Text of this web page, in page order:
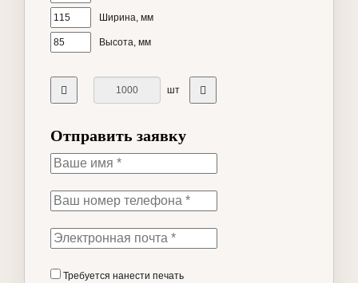
Ширина, мм
Высота, мм
шт
Отправить заявку
Требуется нанести печать